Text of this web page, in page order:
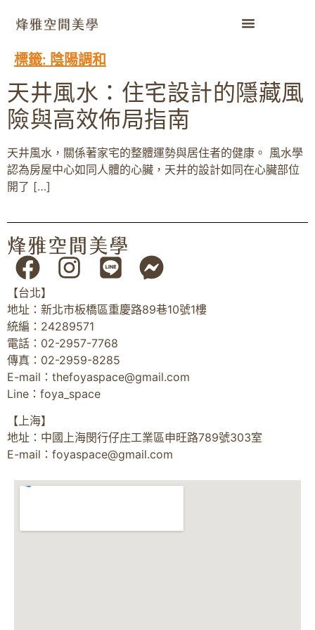
標籤: 陰陽調和
天井風水：住宅設計的隱藏風
險與高效佈局指南
天井風水，關係著家宅的整體運勢與居住者的健康。 風水學
認為房屋中心如同人體的心臟，天井的設計如同在心臟部位
開了 […]
【台北】
地址：新北市板橋區重慶路89巷10號1樓
統編：24289571
電話：02-2957-7768
傳真：02-2959-8285
E-mail： thefoyaspace@gmail.com
Line：foya_space
【上海】
地址：中國上海閔行仔庄工業區申旺路789號303室
E-mail： foyaspace@gmail.com